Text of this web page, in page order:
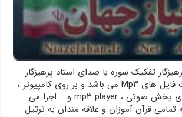
تفکیک سوره با صدای استاد پرهیزگار
این مجموعه بصورت فایل های Mp۳ می باشد و بر روی کامپیوتر ،‌
موبایل ،‌ دستگاه های پخش صوتی ،‌ mp۳ player و .. اجرا می
قرآن آموزان و علاقه مندان به ترتیل